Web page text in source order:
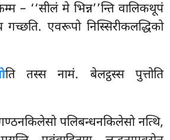
– ‘‘सीलं मे भिन्न’’न्ति वालिकथूपं
गच्छति. एवरूपो निस्सिरीकलद्धिको
ति तस्स नामं. बेलट्ठस्स पुत्तोति
पलिबन्धनकिलेसो नत्थि,